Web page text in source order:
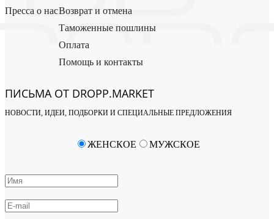
Пресса о насВозврат и отмена
Таможенные пошлины
Оплата
Помощь и контакты
ПИСЬМА ОТ DROPP.MARKET
НОВОСТИ, ИДЕИ, ПОДБОРКИ И СПЕЦИАЛЬНЫЕ ПРЕДЛОЖЕНИЯ
ЖЕНСКОЕ МУЖСКОЕ